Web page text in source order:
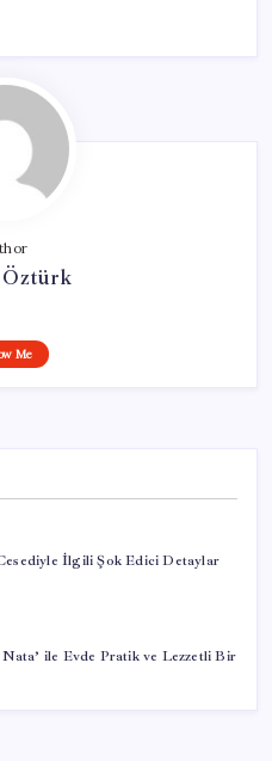
Öztürk
Me
Cesediyle İlgili Şok Edici Detaylar
Nata’ ile Evde Pratik ve Lezzetli Bir